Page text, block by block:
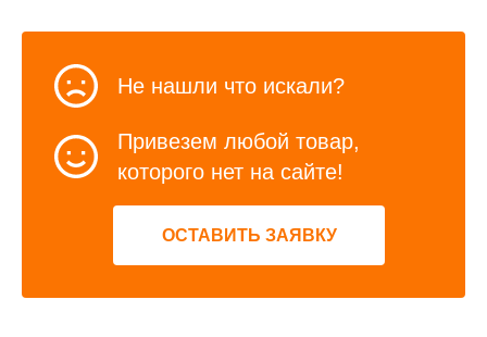
Не нашли что искали?
Привезем любой товар,
которого нет на сайте!
ОСТАВИТЬ ЗАЯВКУ